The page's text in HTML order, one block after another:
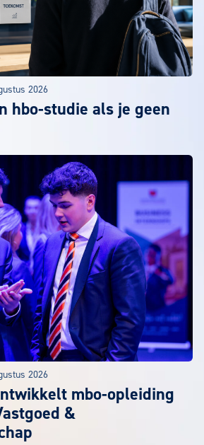
2026
hbo-studie als je geen
2026
mbo-opleiding
&